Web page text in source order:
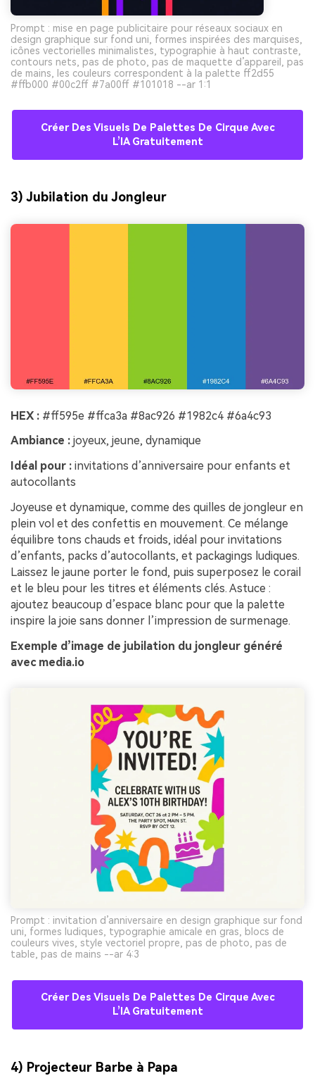
Prompt : mise en page publicitaire pour réseaux sociaux en
design graphique sur fond uni, formes inspirées des marquises,
icônes vectorielles minimalistes, typographie à haut contraste,
contours nets, pas de photo, pas de maquette d’appareil, pas
de mains, les couleurs correspondent à la palette ff2d55
#ffb000 #00c2ff #7a00ff #101018 --ar 1:1
Créer Des Visuels De Palettes De Cirque Avec
L’IA Gratuitement
3) Jubilation du Jongleur
HEX : #ff595e #ffca3a #8ac926 #1982c4 #6a4c93
Ambiance : joyeux, jeune, dynamique
Idéal pour : invitations d’anniversaire pour enfants et
autocollants
Joyeuse et dynamique, comme des quilles de jongleur en
plein vol et des confettis en mouvement. Ce mélange
équilibre tons chauds et froids, idéal pour invitations
d’enfants, packs d’autocollants, et packagings ludiques.
Laissez le jaune porter le fond, puis superposez le corail
et le bleu pour les titres et éléments clés. Astuce :
ajoutez beaucoup d’espace blanc pour que la palette
inspire la joie sans donner l’impression de surmenage.
Exemple d’image de jubilation du jongleur généré
avec media.io
Prompt : invitation d’anniversaire en design graphique sur fond
uni, formes ludiques, typographie amicale en gras, blocs de
couleurs vives, style vectoriel propre, pas de photo, pas de
table, pas de mains --ar 4:3
Créer Des Visuels De Palettes De Cirque Avec
L’IA Gratuitement
4) Projecteur Barbe à Papa